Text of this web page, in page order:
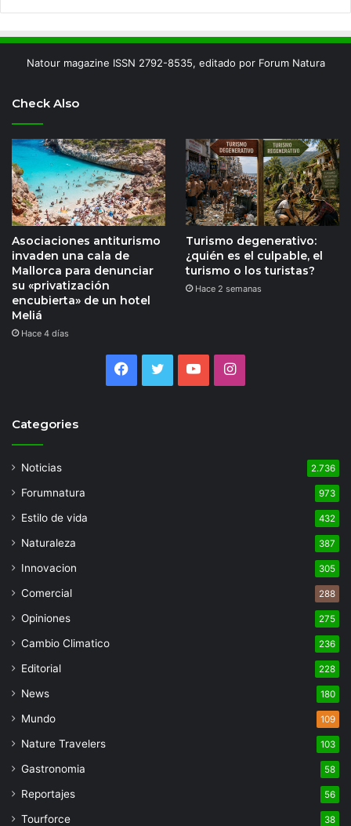
Natour magazine ISSN 2792-8535, editado por Forum Natura
Check Also
Asociaciones antiturismo
invaden una cala de
Mallorca para denunciar
su «privatización
encubierta» de un hotel
Meliá
Hace 4 días
Turismo degenerativo:
¿quién es el culpable, el
turismo o los turistas?
Hace 2 semanas
Facebook
TwitterYouTubeInstagram
Categories
Noticias 2.736
Forumnatura 973
Estilo de vida 432
Naturaleza 387
Innovacion 305
Comercial 288
Opiniones 275
Cambio Climatico 236
Editorial 228
News 180
Mundo 109
Nature Travelers 103
Gastronomia 58
Reportajes 56
Tourforce 38